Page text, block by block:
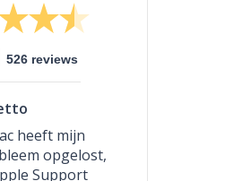
526 reviews
heeft mijn
opgelost,
Support